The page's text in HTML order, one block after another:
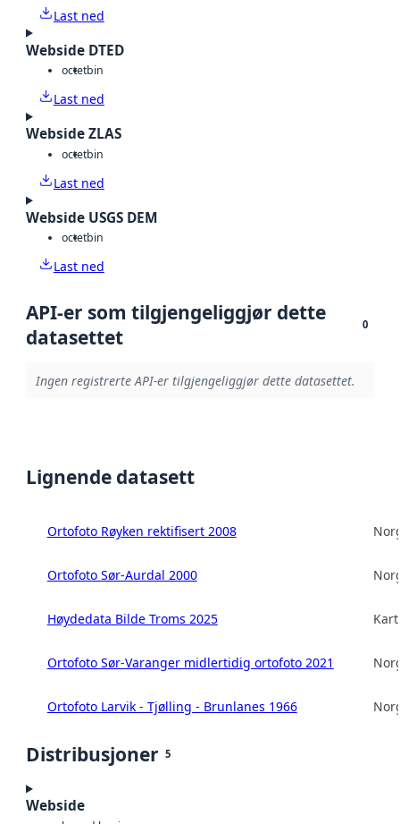
Last ned
Webside DTED
octetbin
Last ned
Webside ZLAS
octetbin
Last ned
Webside USGS DEM
octetbin
Last ned
API-er som tilgjengeliggjør dette
datasettet
0
Ingen registrerte API-er tilgjengeliggjør dette datasettet.
Lignende datasett
Ortofoto Røyken rektifisert 2008
Ortofoto Sør-Aurdal 2000
Høydedata Bilde Troms 2025
Ortofoto Sør-Varanger midlertidig ortofoto 2021
Ortofoto Larvik - Tjølling - Brunlanes 1966
Distribusjoner 5
Webside